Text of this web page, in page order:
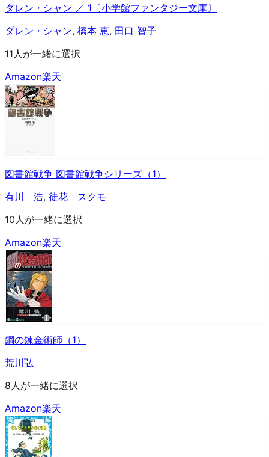
ダレン・シャン ／ 1〔小学館ファンタジー文庫〕
ダレン・シャン, 橋本 恵, 田口 智子
11人が一緒に選択
Amazon楽天
図書館戦争 図書館戦争シリーズ（1）
有川 浩, 徒花 スクモ
10人が一緒に選択
Amazon楽天
鋼の錬金術師（1）
荒川弘
8人が一緒に選択
Amazon楽天